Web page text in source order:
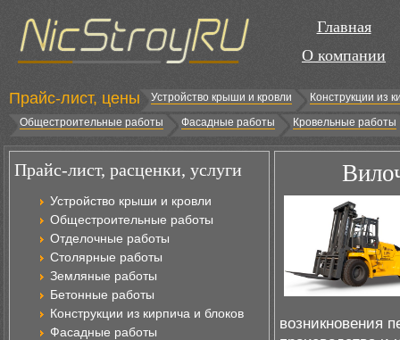
Главная
О компании
Прайс-лист, цены Устройство крыши и кровли
Конструкции из
Общестроительные работы
Фасадные работы Кровельные работы
Прайс-лист, расценки, услуги
Устройство крыши и кровли
Общестроительные работы
Отделочные работы
Столярные работы
Земляные работы
Бетонные работы
Конструкции из кирпича и блоков
Фасадные работы
возникновения